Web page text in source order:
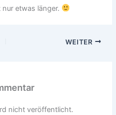
etwas länger.
WEITER
nicht veröffentlicht.